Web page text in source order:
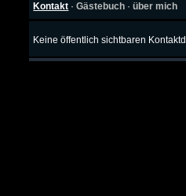
Kontakt ·Gästebuch ·über mich
Keine öffentlich sichtbaren